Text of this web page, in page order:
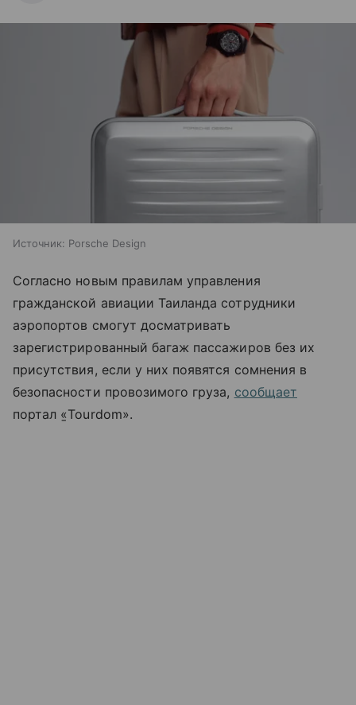
Источник: Porsche Design
Согласно новым правилам управления
гражданской авиации Таиланда сотрудники
аэропортов смогут досматривать
зарегистрированный багаж пассажиров без их
присутствия, если у них появятся сомнения в
безопасности провозимого груза, сообщает
портал «̱Tourdom».